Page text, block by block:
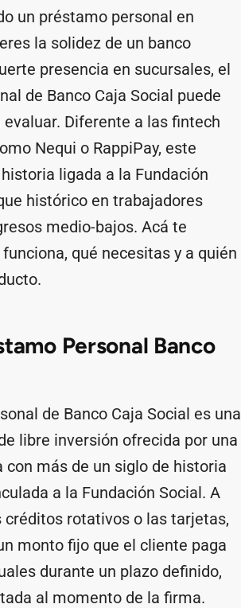
un préstamo personal en
la solidez de un banco
presencia en sucursales, el
de Banco Caja Social puede
evaluar. Diferente a las fintech
Nequi o RappiPay, este
ligada a la Fundación
histórico en trabajadores
medio-bajos. Acá te
qué necesitas y a quién
Personal Banco
de Banco Caja Social es una
libre inversión ofrecida por una
con más de un siglo de historia
a la Fundación Social. A
créditos rotativos o las tarjetas,
monto fijo que el cliente paga
durante un plazo definido,
al momento de la firma.